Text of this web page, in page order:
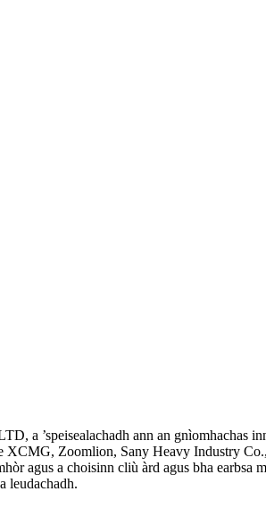
a ’speisealachadh ann an gnìomhachas
XCMG, Zoomlion, Sany Heavy Industry
agus a choisinn cliù àrd agus bha
leudachadh.